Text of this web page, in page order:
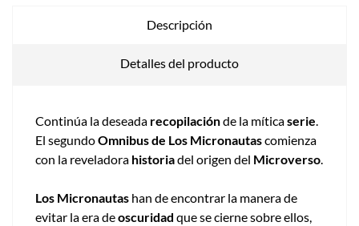
Descripción
Detalles del producto
Continúa la deseada recopilaciónde la míticaserie.
El segundoOmnibus de Los Micronautascomienza
con la reveladora historiadel origen del Microverso.
Los Micronautas han de encontrar la manera de
evitar la era deoscuridad que se cierne sobre ellos,